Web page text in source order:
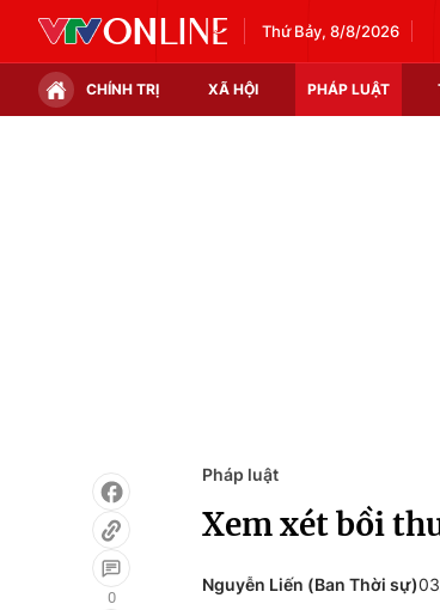
Thứ Bảy, 8/8/2026
CHÍNH TRỊ XÃ HỘI PHÁP LUẬT
0
Pháp luật
Xem xét bồi
Nguyễn Liến (Ban Thời sự)